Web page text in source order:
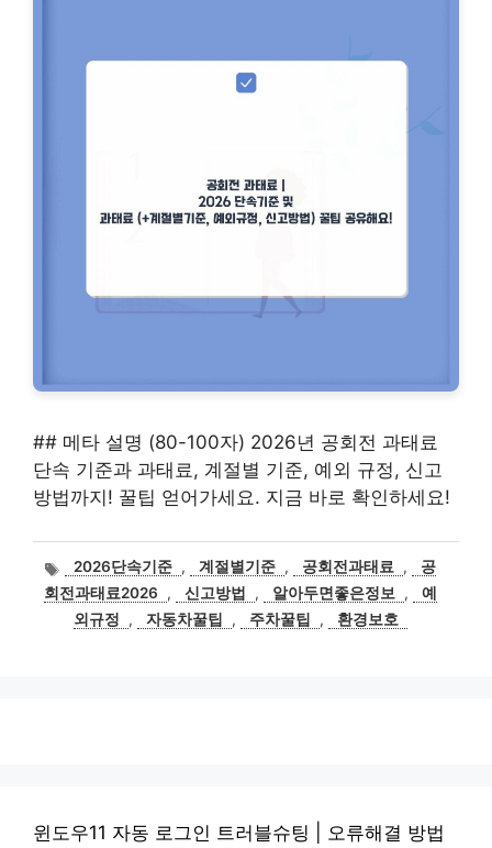
## 메타 설명 (80-100자) 2026년 공회전 과태료
단속 기준과 과태료, 계절별 기준, 예외 규정, 신고
방법까지! 꿀팁 얻어가세요. 지금 바로 확인하세요!
태
그
2026단속기준 , 계절별기준 , 공회전과태료 ,
공
회전과태료2026
, 신고방법 , 알아두면좋은정보 ,
예
외규정
, 자동차꿀팁 , 주차꿀팁 , 환경보호
윈도우11 자동 로그인 트러블슈팅 | 오류해결 방법